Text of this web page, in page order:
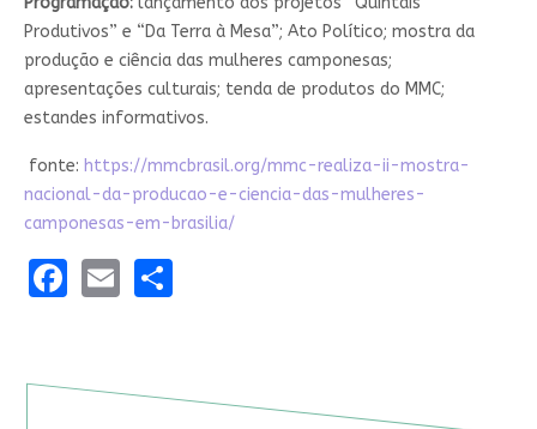
Produtivos” e “Da Terra à Mesa”; Ato Político; mostra da
produção e ciência das mulheres camponesas;
apresentações culturais; tenda de produtos do MMC;
estandes informativos.
fonte: https://mmcbrasil.org/mmc-realiza-ii-mostra-
nacional-da-producao-e-ciencia-das-mulheres-
camponesas-em-brasilia/
Facebook
EmailShare